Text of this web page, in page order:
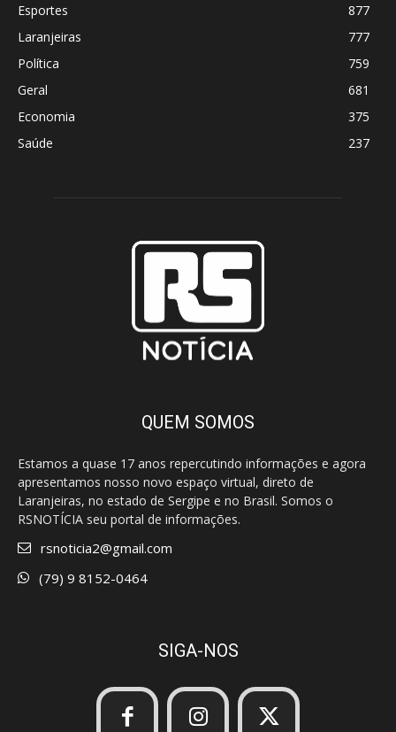
Esportes
877
Laranjeiras
777
Política
759
Geral
681
Economia
375
Saúde
237
QUEM SOMOS
Estamos a quase 17 anos repercutindo informações e agora
apresentamos nosso novo espaço virtual, direto de
Laranjeiras, no estado de Sergipe e no Brasil. Somos o
RSNOTÍCIA seu portal de informações.
rsnoticia2@gmail.com
(79) 9 8152-0464
SIGA-NOS